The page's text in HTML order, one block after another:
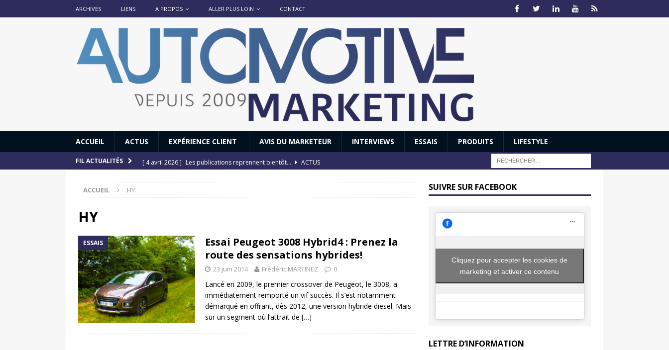
ARCHIVES LIENS A PROPOS ALLER PLUS LOIN CONTACT
ACCUEIL ACTUS EXPÉRIENCE CLIENT AVIS DU MARKETEUR INTERVIEWS ESSAIS PRODUITS LIFESTYLE
FIL ACTUALITÉS [ 4 avril 2026 ] Les publications reprennent bientôt…
ACTUS
[ 11 avril 2020 ] #StayHome : Honda dévoile un spot publicitaire… confiné! ACTUS
ACCUEIL HY
HY
ESSAIS
Essai Peugeot 3008 Hybrid4 : Prenez la
route des sensations hybrides!
23 juin 2014 Frédéric MARTINEZ 0
Lancé en 2009, le premier crossover de Peugeot, le 3008, a
immédiatement remporté un vif succès. Il s’est notamment
démarqué en offrant, dès 2012, une version hybride diesel. Mais
sur un segment où l’attrait de […]
SUIVRE SUR FACEBOOK
Cliquez pour accepter les cookies de
marketing et activer ce contenu
LETTRE D’INFORMATION